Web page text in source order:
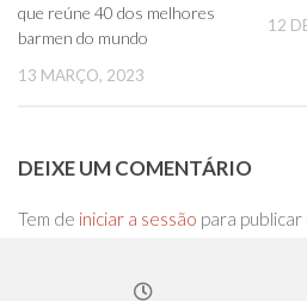
que reúne 40 dos melhores
barmen do mundo
13 MARÇO, 2023
12
DEIXE UM COMENTÁRIO
Tem de iniciar a sessão para